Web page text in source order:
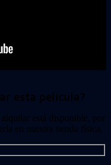
esta película?
alquilar está disponible, por
en nuestra tienda física.